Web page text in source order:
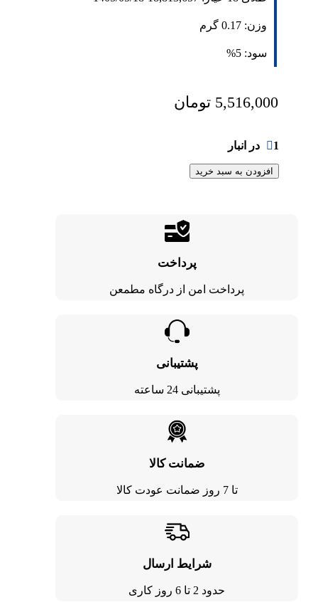
وزن: 0.17 گرم
سود: 5%
5,516,000 تومان
1 در انبار
افزودن به سبد خرید
پرداخت
پرداخت امن از درگاه مطمعن
پشتیبانی
پشتیبانی 24 ساعته
ضمانت کالا
تا 7 روز ضمانت عودت کالا
شرایط ارسال
حدود 2 تا 6 روز کاری